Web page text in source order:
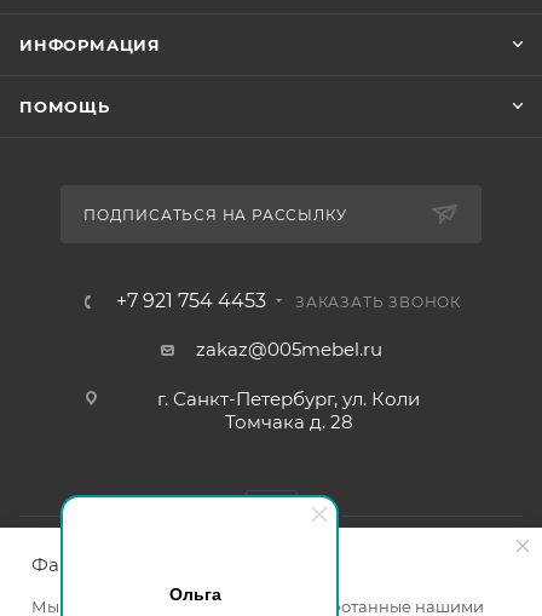
Ольга
ИНФОРМАЦИЯ
ПОМОЩЬ
ПОДПИСАТЬСЯ НА РАССЫЛКУ
+7 921 754 4453 ЗАКАЗАТЬ ЗВОНОК
zakaz@005mebel.ru
г. Санкт-Петербург, ул. Коли
Томчака д. 28
Файлы cookie
Мы используем файлы cookie, разработанные нашими